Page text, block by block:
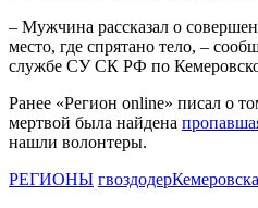
– Мужчина рассказал о
место, где спрятано тело, –
службе СУ СК РФ по
Ранее «Регион online» писал о
мертвой была найдена
нашли волонтеры.
РЕГИОНЫ гвоздодер